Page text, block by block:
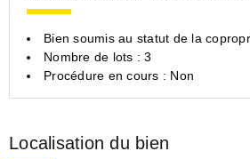
Bien soumis au statut de la
Nombre de lots : 3
Procédure en cours : Non
Localisation du bien